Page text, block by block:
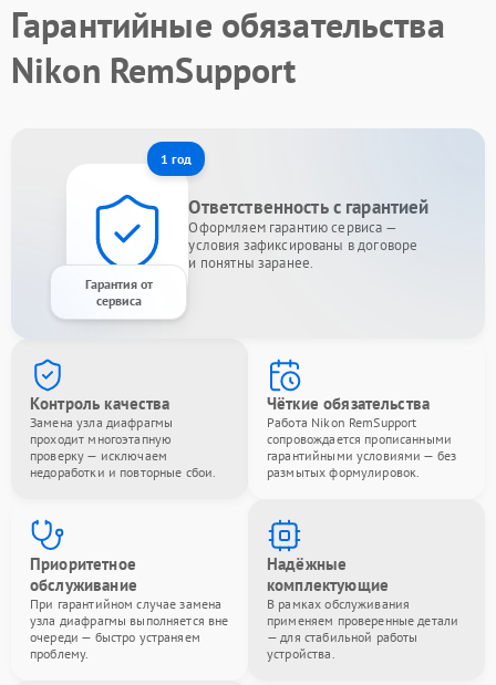
Гарантийные обязательства
Nikon RemSupport
1 год
Гарантия от
сервиса
Ответственность с гарантией
Оформляем гарантию сервиса —
условия зафиксированы в договоре
и понятны заранее.
Контроль качества
Замена узла диафрагмы
проходит многоэтапную
проверку — исключаем
недоработки и повторные сбои.
Чёткие обязательства
Работа Nikon RemSupport
сопровождается прописанными
гарантийными условиями — без
размытых формулировок.
Приоритетное
обслуживание
При гарантийном случае замена
узла диафрагмы выполняется вне
очереди — быстро устраняем
проблему.
Надёжные
комплектующие
В рамках обслуживания
применяем проверенные детали
— для стабильной работы
устройства.